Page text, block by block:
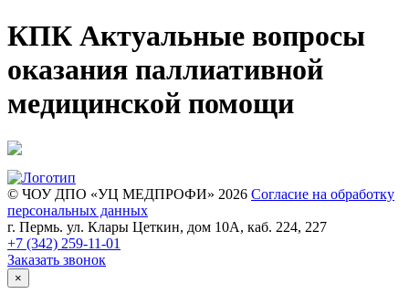
КПК Актуальные вопросы
оказания паллиативной
медицинской помощи
© ЧОУ ДПО «УЦ МЕДПРОФИ» 2026 Согласие на обработку
персональных данных
г. Пермь. ул. Клары Цеткин, дом 10А, каб. 224, 227
+7 (342) 259-11-01
Заказать звонок
×